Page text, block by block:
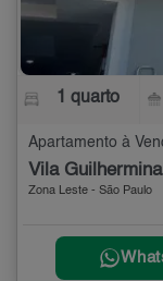
1 quarto
Apartamento à
Vila Guilhermina
Zona Leste - São Paulo